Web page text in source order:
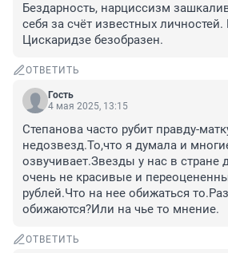
Бездарность, нарциссизм
себя за счёт известных личностей.
Цискаридзе безобразен.
ОТВЕТИТЬ
Гость
4 мая 2025, 13:15
Степанова часто рубит правду-
недозвезд.То,что я думала и
озвучивает.Звезды у нас в стране
очень не красивые и
рублей.Что на нее обижаться
обижаются?Или на чье то мнение.
ОТВЕТИТЬ